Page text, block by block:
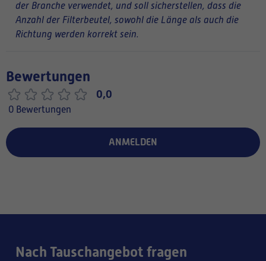
der Branche verwendet, und soll sicherstellen, dass die
Anzahl der Filterbeutel, sowohl die Länge als auch die
Richtung werden korrekt sein.
Bewertungen
0,0
0 Bewertungen
ANMELDEN
Nach Tauschangebot fragen